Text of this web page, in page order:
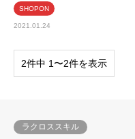
SHOPON
2021.01.24
2件中 1〜2件を表示
ラクロススキル